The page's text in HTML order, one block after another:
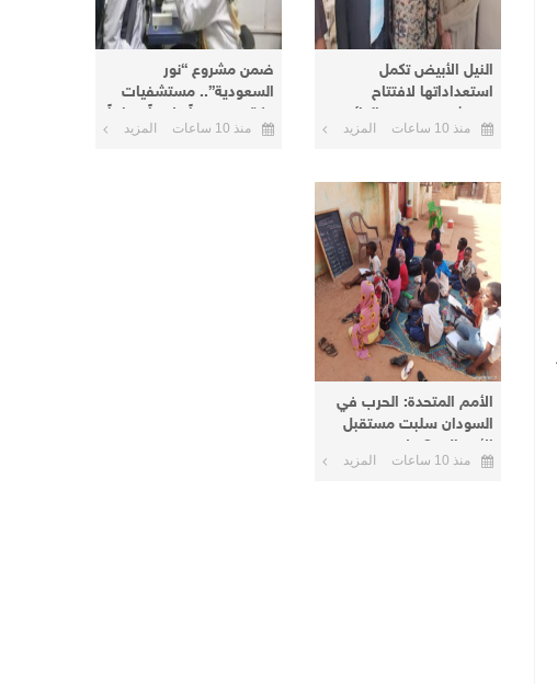
النيل الأبيض تكمل
استعداداتها لافتتاح
مستشفى عمر نور الدائم
بمنطقة نعيمة اليوم
منذ 10 ساعات المزيد
ضمن مشروع “نور
السعودية”.. مستشفيات
مكة تنفذ يوماً علاجياً مجانياً
بأم درمان وتعلن يوماً آخر
منذ 10 ساعات المزيد
الأمم المتحدة: الحرب في
السودان سلبت مستقبل
الأطفال و8 ملايين منهم
خارج المدارس
منذ 10 ساعات المزيد